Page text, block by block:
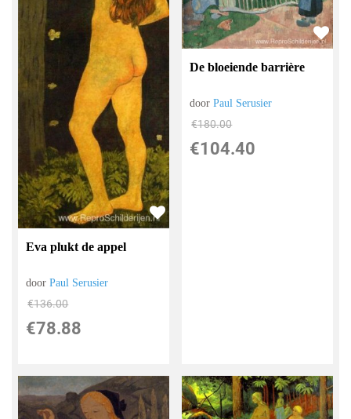
Eva plukt de appel
doorPaul Serusier
€136.00
€78.88
De bloeiende barrière
doorPaul Serusier
€180.00
€104.40